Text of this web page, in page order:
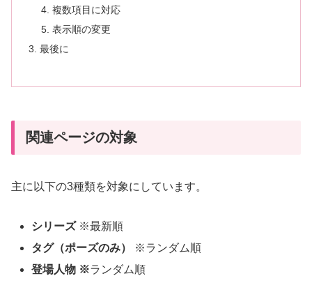
複数項目に対応
表示順の変更
最後に
関連ページの対象
主に以下の3種類を対象にしています。
シリーズ ※最新順
タグ（ポーズのみ）
※ランダム順
登場人物 ※ランダム順